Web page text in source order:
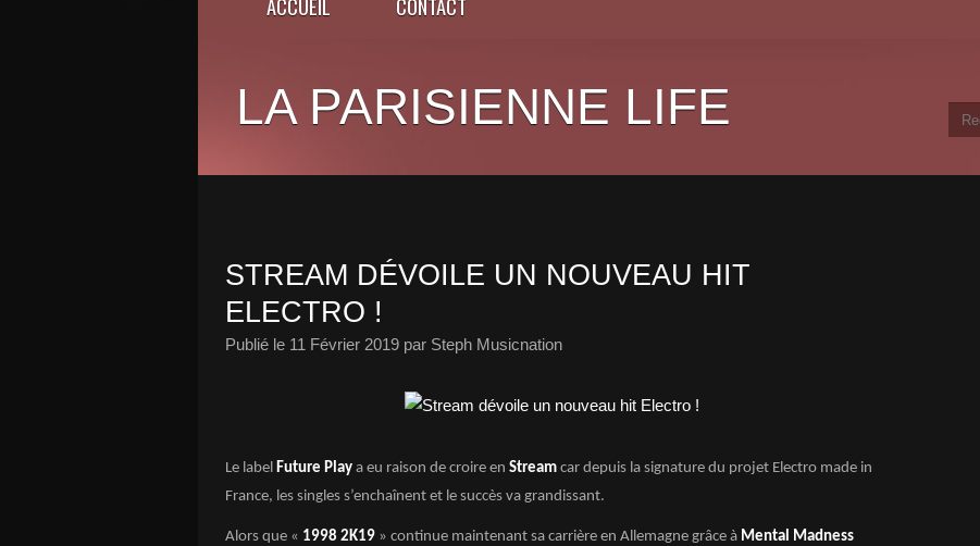
ACCUEIL CONTACT
LA PARISIENNE LIFE
STREAM DÉVOILE UN NOUVEAU HIT
ELECTRO !
Publié le 11 Février 2019 par Steph Musicnation
Le label Future Play a eu raison de croire en Stream car depuis la signature du projet Electro made in
France, les singles s’enchaînent et le succès va grandissant.
Alors que « 1998 2K19 » continue maintenant sa carrière en Allemagne grâce à Mental Madness